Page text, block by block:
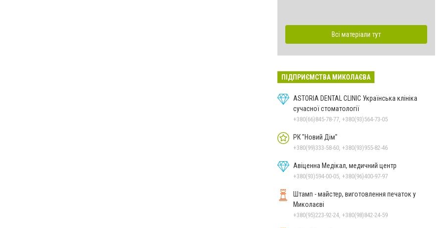
Всі матеріали тут
ПІДПРИЄМСТВА МИКОЛАЄВА
ASTORIA DENTAL CLINIC Українська клініка
сучасної стоматології
+380(66)845-78-77, +380(93)564-73-05
РК "Новий Дім"
+380(99)333-58-60, +380(93)955-82-46
Авіценна Медікал, медичний центр
+380(93)594-00-05, +380(96)400-97-97
Штамп - майстер, виготовлення печаток у
Миколаєві
+380(95)223-92-24, +380(98)842-24-59